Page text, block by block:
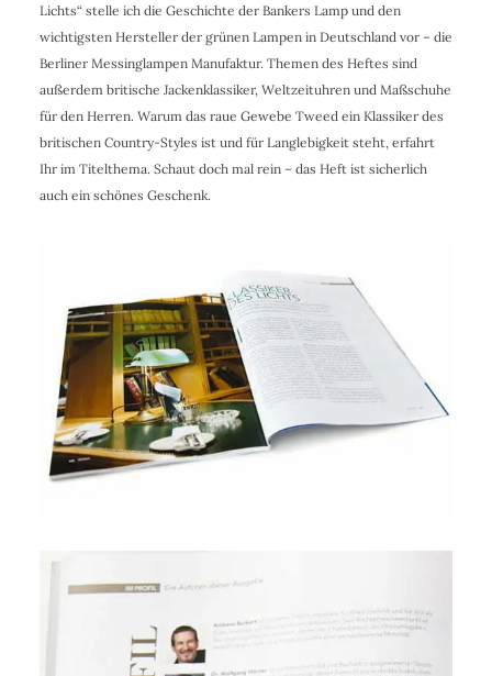
Lichts“ stelle ich die Geschichte der Bankers Lamp und den
wichtigsten Hersteller der grünen Lampen in Deutschland vor – die
Berliner Messinglampen Manufaktur. Themen des Heftes sind
außerdem britische Jackenklassiker, Weltzeituhren und Maßschuhe
für den Herren. Warum das raue Gewebe Tweed ein Klassiker des
britischen Country-Styles ist und für Langlebigkeit steht, erfahrt
Ihr im Titelthema. Schaut doch mal rein – das Heft ist sicherlich
auch ein schönes Geschenk.